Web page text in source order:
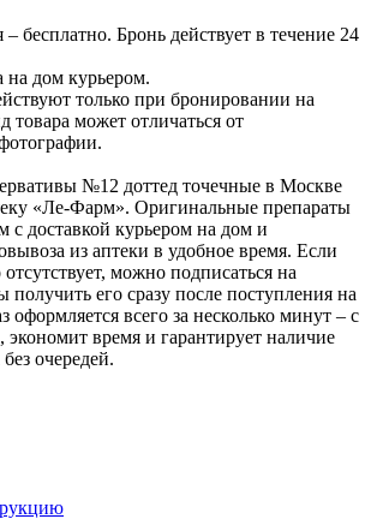
бесплатно. Бронь действует в течение 24
на дом курьером.
только при бронировании на
может отличаться от
№12 доттед точечные в Москве
«Ле-Фарм». Оригинальные препараты
доставкой курьером на дом и
из аптеки в удобное время. Если
можно подписаться на
получить его сразу после поступления на
оформляется всего за несколько минут – с
экономит время и гарантирует наличие
очередей.